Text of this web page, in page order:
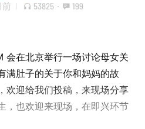
前 53825 · 199
会在北京举行一场讨论母女关
满肚子的关于你和妈妈的故
欢迎给我们投稿，来现场分享
，也欢迎来现场，在即兴环节